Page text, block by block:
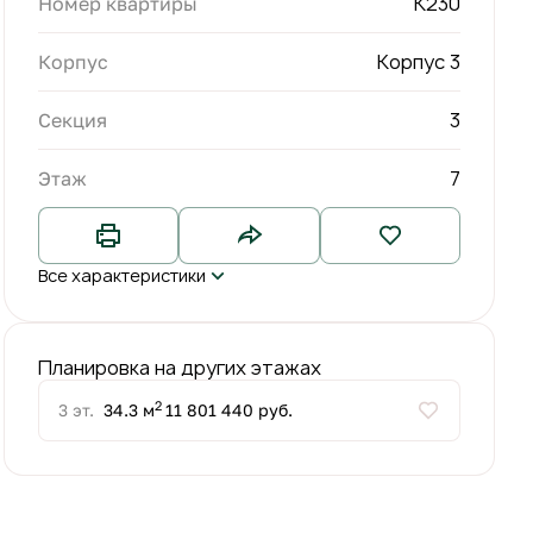
Корпус Корпус 3
Секция 3
Этаж 7
Все характеристики
Планировка на других этажах
3 эт. 34.3 м2 11 801 440 руб.